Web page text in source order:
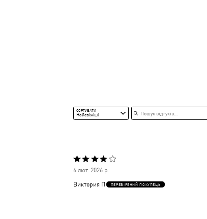
СОРТУВАТИ
Найсвіжіші
Пошук відгуків
Оцінено
6 лют. 2026 р.
Виктория П ПЕРЕВІРЕНИЙ ПОКУПЕЦЬ